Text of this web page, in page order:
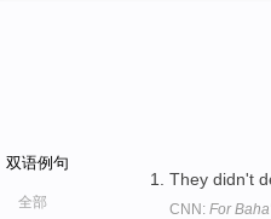
双语例句
全部
They didn't
CNN: For